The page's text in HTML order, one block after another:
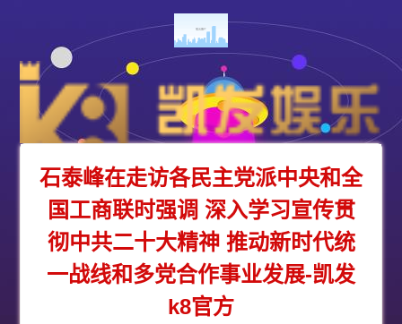
石泰峰在走访各民主党派中央和全
国工商联时强调 深入学习宣传贯
彻中共二十大精神 推动新时代统
一战线和多党合作事业发展-凯发
k8官方